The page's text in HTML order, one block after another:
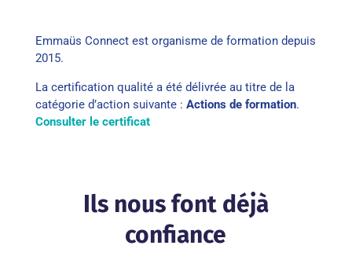
Emmaüs Connect est organisme de formation depuis
2015.
La certification qualité a été délivrée au titre de la
catégorie d’action suivante : Actions de formation.
Consulter le certificat
Ils nous font déjà
confiance